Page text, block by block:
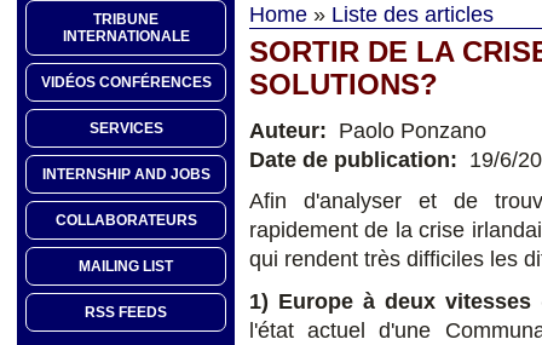
TRIBUNE
INTERNATIONALE
VIDÉOS CONFÉRENCES
SERVICES
INTERNSHIP AND JOBS
COLLABORATEURS
MAILING LIST
RSS FEEDS
Home » Liste des articles
SORTIR DE LA
SOLUTIONS?
Auteur: Paolo Ponzano
Date de publication: 19/6/
Afin d'analyser et de
rapidement de la crise
qui rendent très difficiles les
1) Europe à deux
l'état actuel d'une